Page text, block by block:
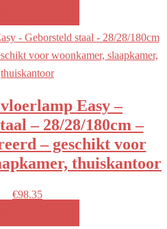
Easy –
– 28/28/180cm –
– geschikt voor
thuiskantoor
€98.35